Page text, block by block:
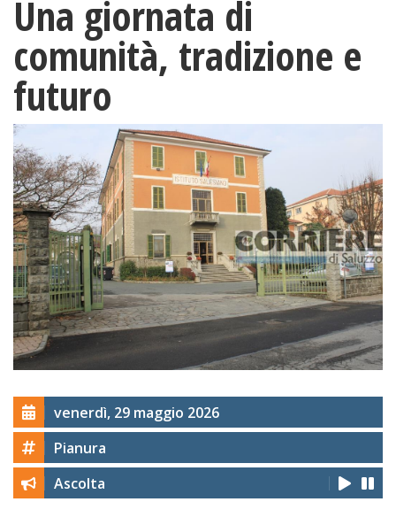
Una giornata di
comunità, tradizione e
futuro
venerdì, 29 maggio 2026
Pianura
Ascolta